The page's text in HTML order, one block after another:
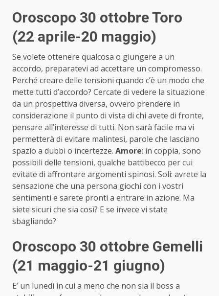
Oroscopo 30 ottobre Toro
(22 aprile-20 maggio)
Se volete ottenere qualcosa o giungere a un
accordo, preparatevi ad accettare un compromesso.
Perché creare delle tensioni quando c’è un modo che
mette tutti d’accordo? Cercate di vedere la situazione
da un prospettiva diversa, ovvero prendere in
considerazione il punto di vista di chi avete di fronte,
pensare all’interesse di tutti. Non sarà facile ma vi
permetterà di evitare malintesi, parole che lasciano
spazio a dubbi o incertezze. Amore: in coppia, sono
possibili delle tensioni, qualche battibecco per cui
evitate di affrontare argomenti spinosi. Soli: avrete la
sensazione che una persona giochi con i vostri
sentimenti e sarete pronti a entrare in azione. Ma
siete sicuri che sia così? E se invece vi state
sbagliando?
Oroscopo 30 ottobre Gemelli
(21 maggio-21 giugno)
E’ un lunedì in cui a meno che non sia il boss a